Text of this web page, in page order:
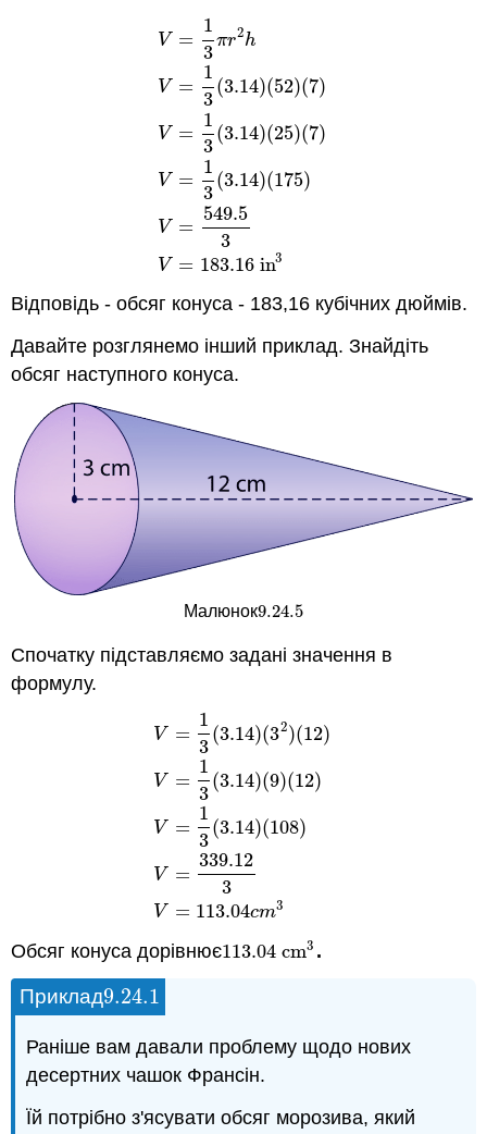
V
V
V
V
V
V
=
1
3
πr2h
=
1
3
(3.14)(52)(7)
=
1
3
(3.14)(25)(7)
=
1
3
(3.14)(175)
=
549.5
3
= 183.16in3
V π r2hV= 13(3.14
Відповідь - обсяг конуса - 183,16 кубічних дюймів.
Давайте розглянемо інший приклад. Знайдіть
обсяг наступного конуса.
Малюнок9.24.5
9.24.5
Спочатку підставляємо задані значення в
формулу.
V
V
V
V
V
=
1
3
(3.14)(32)(12)
=
1
3
(3.14)(9)(12)
=
1
3
(3.14)(108)
=
339.12
3
= 113.04cm3
V = (3.14 (32 )(12
Обсяг конуса дорівнює113.04 cm3
113.04 cm3.
Приклад9.24.1
9.24.1
Раніше вам давали проблему щодо нових
десертних чашок Франсін.
Їй потрібно з'ясувати обсяг морозива, який